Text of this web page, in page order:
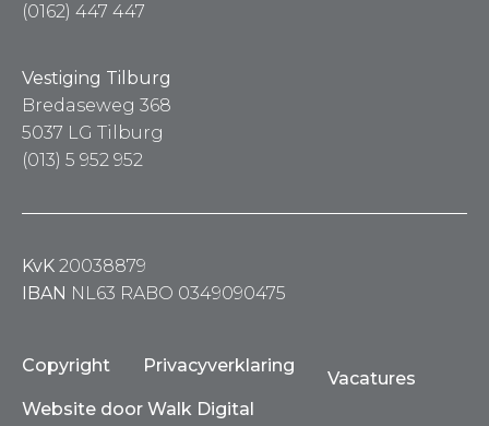
(0162) 447 447
Vestiging Tilburg
Bredaseweg 368
5037 LG Tilburg
(013) 5 952 952
KvK 20038879
IBAN NL63 RABO 0349090475
Copyright Privacyverklaring
Vacatures
Website door Walk Digital